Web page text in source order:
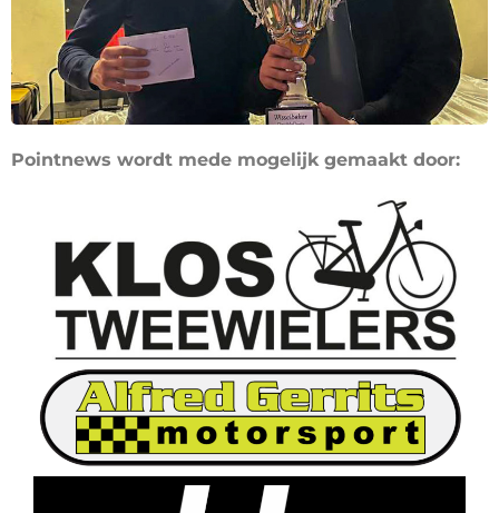
Pointnews wordt mede mogelijk gemaakt door: